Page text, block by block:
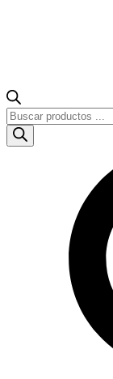
Búsqueda
de
productos